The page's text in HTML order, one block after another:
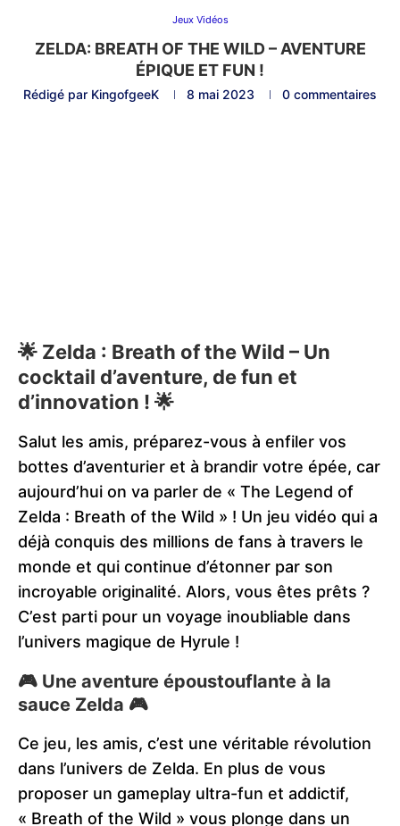
Jeux Vidéos
ZELDA: BREATH OF THE WILD – AVENTURE
ÉPIQUE ET FUN !
Rédigé par KingofgeeK 8 mai 2023 0 commentaires
🌟 Zelda : Breath of the Wild – Un
cocktail d’aventure, de fun et
d’innovation ! 🌟
Salut les amis, préparez-vous à enfiler vos
bottes d’aventurier et à brandir votre épée, car
aujourd’hui on va parler de « The Legend of
Zelda : Breath of the Wild » ! Un jeu vidéo qui a
déjà conquis des millions de fans à travers le
monde et qui continue d’étonner par son
incroyable originalité. Alors, vous êtes prêts ?
C’est parti pour un voyage inoubliable dans
l’univers magique de Hyrule !
🎮 Une aventure époustouflante à la
sauce Zelda 🎮
Ce jeu, les amis, c’est une véritable révolution
dans l’univers de Zelda. En plus de vous
proposer un gameplay ultra-fun et addictif,
« Breath of the Wild » vous plonge dans un